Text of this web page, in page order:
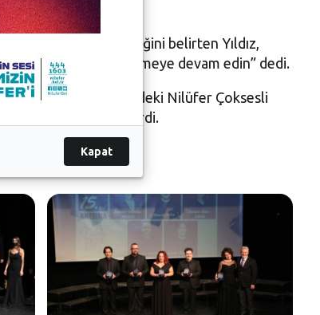
başarıları getirdiğini belirten Yıldız,
ve lütfen bizi izlemeye devam edin” dedi.
Yıldız yönetimindeki Nilüfer Çoksesli
kokteylle sona erdi.
Kapat